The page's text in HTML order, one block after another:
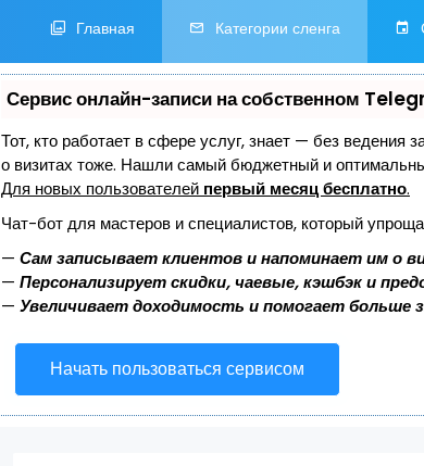
Главная Категории сленга
Сервис онлайн-записи на собственном
Тот, кто работает в сфере услуг, знает — без ведения
о визитах тоже. Нашли самый бюджетный и
Для новых пользователей первый месяц бесплатно.
Чат-бот для мастеров и специалистов, который
— Сам записывает клиентов и напоминает им о
— Персонализирует скидки, чаевые, кэшбэк и
— Увеличивает доходимость и помогает больше
Начать пользоваться сервисом